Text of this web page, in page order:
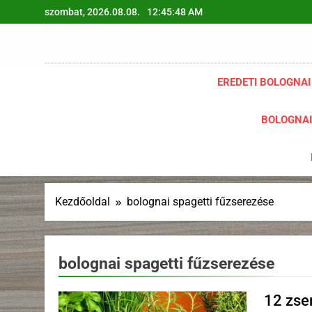
a
szombat, 2026.08.08. 12:45:49 AM
EREDETI
Kezdőoldal bolognai spagetti fűzserezése
bolognai spagetti fűzserezése
12